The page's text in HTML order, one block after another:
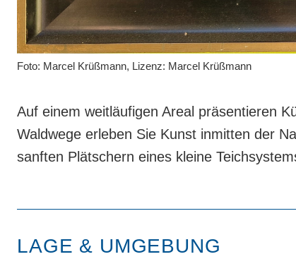
Foto: Marcel Krüßmann, Lizenz: Marcel Krüßmann
Auf einem weitläufigen Areal präsentieren
Waldwege erleben Sie Kunst inmitten der
sanften Plätschern eines kleine
LAGE & UMGEBUNG